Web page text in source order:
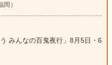
）
みんなの百鬼夜行」8月5日・6